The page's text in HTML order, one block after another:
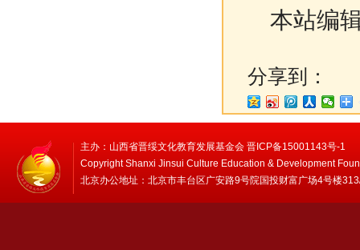
本站编
分享到：
主办：山西省晋绥文化教育发展基金会 晋ICP备15001143号-1
Copyright Shanxi Jinsui Culture Education & Development
北京办公地址：北京市丰台区广安路9号院国投财富广场4号楼